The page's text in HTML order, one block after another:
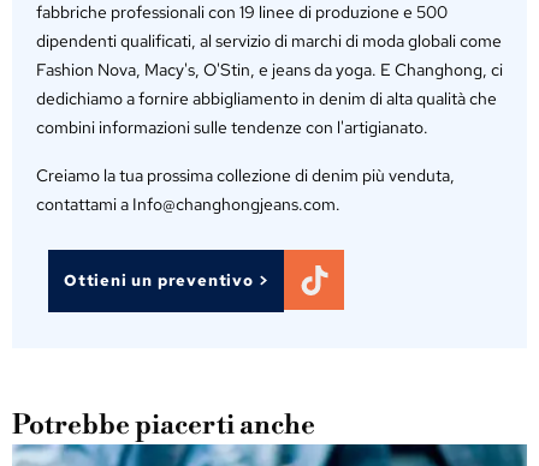
fabbriche professionali con 19 linee di produzione e 500
dipendenti qualificati, al servizio di marchi di moda globali come
Fashion Nova, Macy's, O'Stin, e jeans da yoga. E Changhong, ci
dedichiamo a fornire abbigliamento in denim di alta qualità che
combini informazioni sulle tendenze con l'artigianato.
Creiamo la tua prossima collezione di denim più venduta,
contattami a Info@changhongjeans.com.
Ottieni un preventivo >
Potrebbe piacerti anche